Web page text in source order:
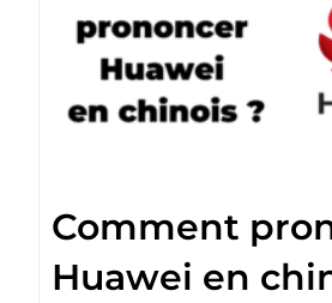
Comment
Huawei en